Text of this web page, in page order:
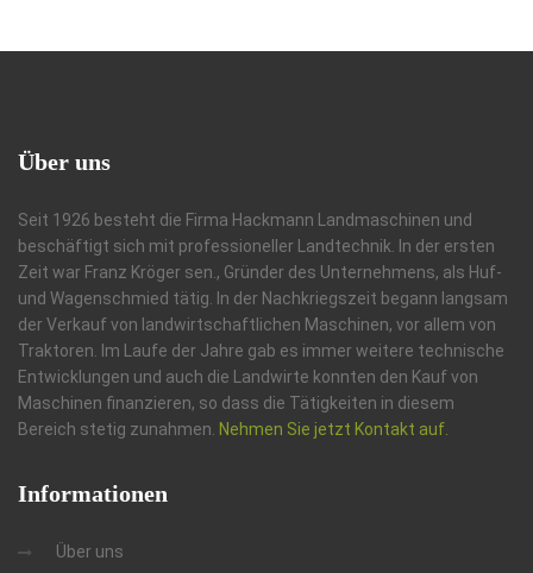
Über uns
Seit 1926 besteht die Firma Hackmann Landmaschinen und
beschäftigt sich mit professioneller Landtechnik. In der ersten
Zeit war Franz Kröger sen., Gründer des Unternehmens, als Huf-
und Wagenschmied tätig. In der Nachkriegszeit begann langsam
der Verkauf von landwirtschaftlichen Maschinen, vor allem von
Traktoren. Im Laufe der Jahre gab es immer weitere technische
Entwicklungen und auch die Landwirte konnten den Kauf von
Maschinen finanzieren, so dass die Tätigkeiten in diesem
Bereich stetig zunahmen. Nehmen Sie jetzt Kontakt auf.
Informationen
Über uns